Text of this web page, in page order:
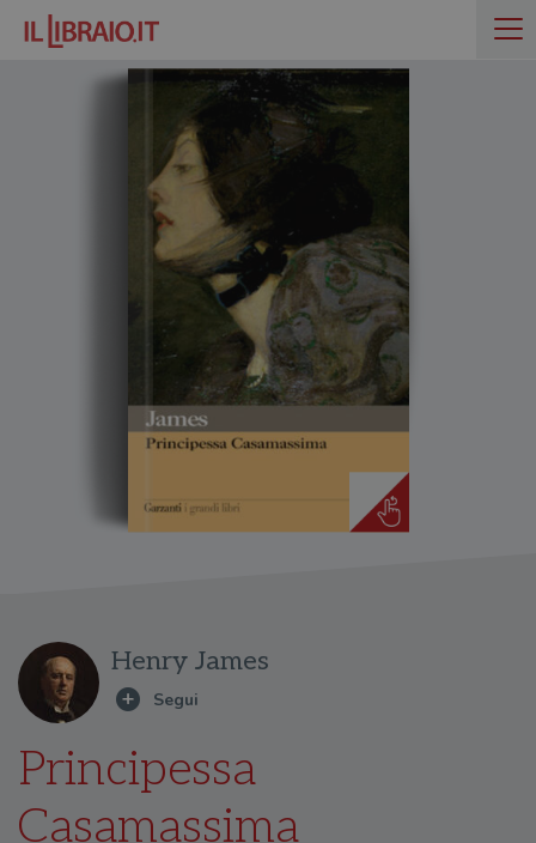
Henry James
Principessa
Casamassima